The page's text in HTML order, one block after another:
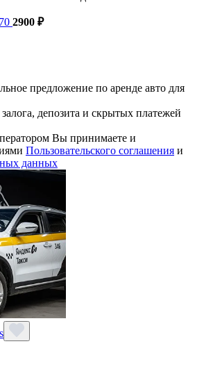
2900 ₽
предложение по аренде авто для
депозита и скрытых платежей
Вы принимаете и
Пользовательского соглашения и
данных